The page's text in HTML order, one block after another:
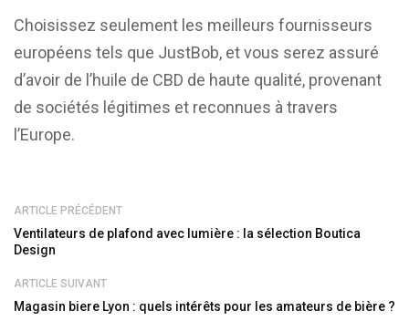
Choisissez seulement les meilleurs fournisseurs
européens tels que JustBob, et vous serez assuré
d’avoir de l’huile de CBD de haute qualité, provenant
de sociétés légitimes et reconnues à travers
l’Europe.
ARTICLE PRÉCÉDENT
Ventilateurs de plafond avec lumière : la sélection Boutica
Design
ARTICLE SUIVANT
Magasin biere Lyon : quels intérêts pour les amateurs de bière ?